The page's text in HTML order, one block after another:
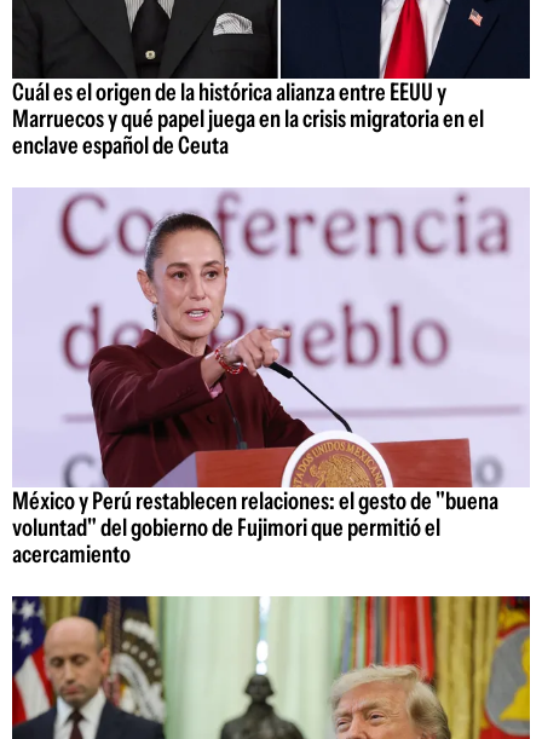
Cuál es el origen de la histórica alianza entre EEUU y
Marruecos y qué papel juega en la crisis migratoria en el
enclave español de Ceuta
México y Perú restablecen relaciones: el gesto de "buena
voluntad" del gobierno de Fujimori que permitió el
acercamiento